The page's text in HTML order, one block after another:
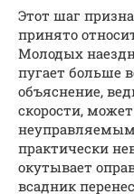
Этот шаг
принято
Молодых
пугает больше
объяснение,
скорости,
практически
окутывает
всадник